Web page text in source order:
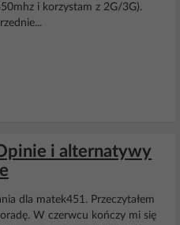
i korzystam z 2G/3G).
i alternatywy
dla matek451. Przeczytałem
W czerwcu kończy mi się